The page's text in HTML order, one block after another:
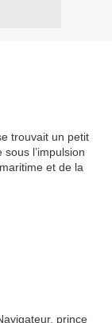
trouvait un petit
l’impulsion
et de la
prince